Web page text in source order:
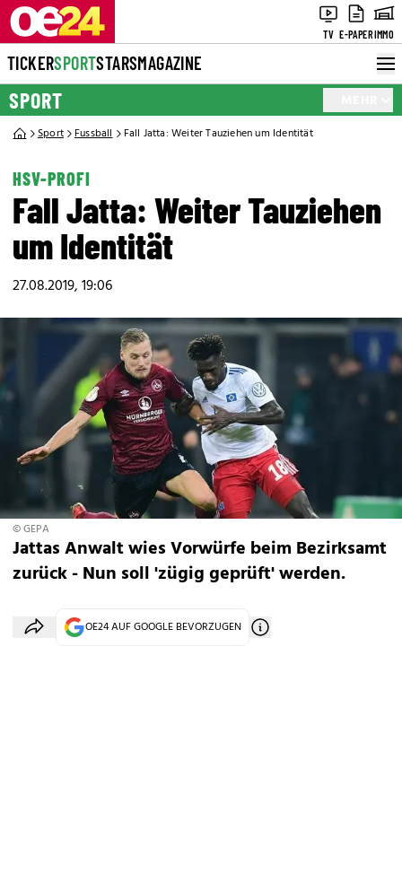
TV E-PAPERIMMO
TICKERSPORTSTARSMAGAZINE
SPORT
Sport Fussball Fall Jatta: Weiter Tauziehen um Identität
HSV-PROFI
Fall Jatta: Weiter Tauziehen
um Identität
27.08.2019, 19:06
© GEPA
Jattas Anwalt wies Vorwürfe beim Bezirksamt
zurück - Nun soll 'zügig geprüft' werden.
OE24 AUF GOOGLE BEVORZUGEN